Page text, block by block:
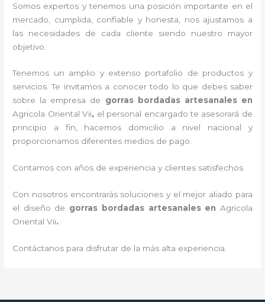
Somos expertos y tenemos una posición importante en el
mercado, cumplida, confiable y honesta, nos ajustamos a
las necesidades de cada cliente siendo nuestro mayor
objetivo.
Tenemos un amplio y extenso portafolio de productos y
servicios. Te invitamos a conocer todo lo que debes saber
sobre la empresa de gorras bordadas artesanales en
Agricola Oriental Vii, el personal encargado te asesorará de
principio a fin, hacemos domicilio a nivel nacional y
proporcionamos diferentes medios de pago.
Contamos con años de experiencia y clientes satisfechos.
Con nosotros encontrarás soluciones y el mejor aliado para
el diseño de gorras bordadas artesanales en Agricola
Oriental Vii.
Contáctanos para disfrutar de la más alta experiencia.